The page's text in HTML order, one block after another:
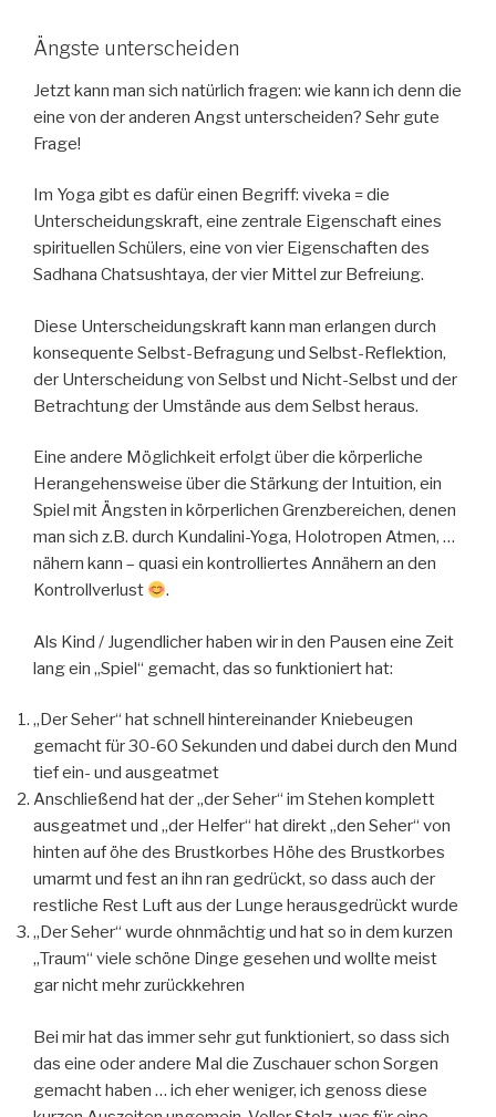
Ängste unterscheiden
Jetzt kann man sich natürlich fragen: wie kann ich denn die
eine von der anderen Angst unterscheiden? Sehr gute
Frage!
Im Yoga gibt es dafür einen Begriff: viveka = die
Unterscheidungskraft, eine zentrale Eigenschaft eines
spirituellen Schülers, eine von vier Eigenschaften des
Sadhana Chatsushtaya, der vier Mittel zur Befreiung.
Diese Unterscheidungskraft kann man erlangen durch
konsequente Selbst-Befragung und Selbst-Reflektion,
der Unterscheidung von Selbst und Nicht-Selbst und der
Betrachtung der Umstände aus dem Selbst heraus.
Eine andere Möglichkeit erfolgt über die körperliche
Herangehensweise über die Stärkung der Intuition, ein
Spiel mit Ängsten in körperlichen Grenzbereichen, denen
man sich z.B. durch Kundalini-Yoga, Holotropen Atmen, …
nähern kann – quasi ein kontrolliertes Annähern an den
Kontrollverlust
.
Als Kind / Jugendlicher haben wir in den Pausen eine Zeit
lang ein „Spiel“ gemacht, das so funktioniert hat:
„Der Seher“ hat schnell hintereinander Kniebeugen
gemacht für 30-60 Sekunden und dabei durch den Mund
tief ein- und ausgeatmet
Anschließend hat der „der Seher“ im Stehen komplett
ausgeatmet und „der Helfer“ hat direkt „den Seher“ von
hinten auf öhe des Brustkorbes Höhe des Brustkorbes
umarmt und fest an ihn ran gedrückt, so dass auch der
restliche Rest Luft aus der Lunge herausgedrückt wurde
„Der Seher“ wurde ohnmächtig und hat so in dem kurzen
„Traum“ viele schöne Dinge gesehen und wollte meist
gar nicht mehr zurückkehren
Bei mir hat das immer sehr gut funktioniert, so dass sich
das eine oder andere Mal die Zuschauer schon Sorgen
gemacht haben … ich eher weniger, ich genoss diese